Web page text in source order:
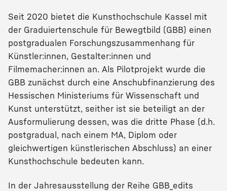
Seit 2020 bietet die Kunsthochschule Kassel mit
der Graduiertenschule für Bewegtbild (GBB) einen
postgradualen Forschungszusammenhang für
Künstler:innen, Gestalter:innen und
Filmemacher:innen an. Als Pilotprojekt wurde die
GBB zunächst durch eine Anschubfinanzierung des
Hessischen Ministeriums für Wissenschaft und
Kunst unterstützt, seither ist sie beteiligt an der
Ausformulierung dessen, was die dritte Phase (d.h.
postgradual, nach einem MA, Diplom oder
gleichwertigen künstlerischen Abschluss) an einer
Kunsthochschule bedeuten kann.
In der Jahresausstellung der Reihe GBB_edits